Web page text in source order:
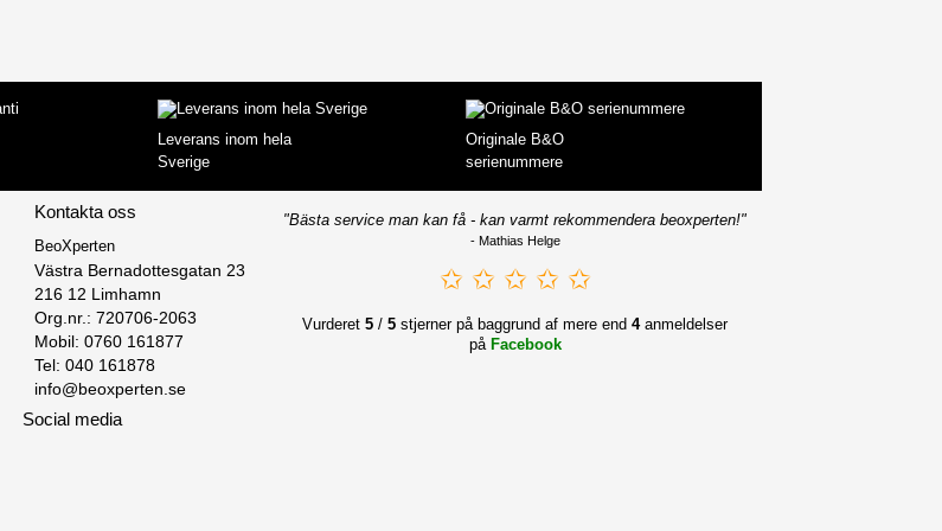
Leverans inom hela
Sverige
Originale B&O
serienummere
Kontakta oss
BeoXperten
Västra Bernadottesgatan 23
216 12 Limhamn
Org.nr.: 720706-2063
Mobil: 0760 161877
Tel: 040 161878
info@beoxperten.se
"Bästa service man kan få - kan varmt rekommendera beoxperten!"
- Mathias Helge
✩ ✩ ✩ ✩ ✩
Vurderet5 /5 stjerner på baggrund af mere end4anmeldelser
på Facebook
Social media